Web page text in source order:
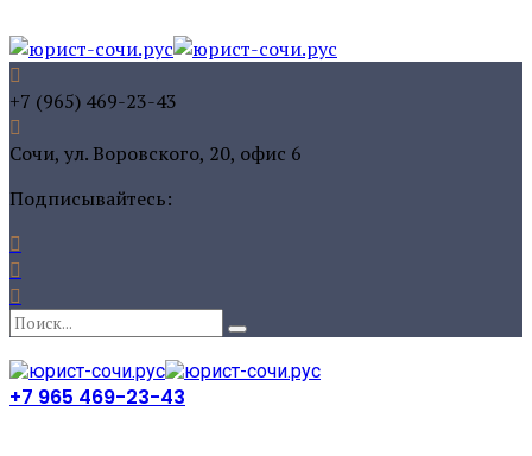
+7 (965) 469-23-43
Сочи, ул. Воровского, 20, офис 6
Подписывайтесь:
+7 965 469-23-43